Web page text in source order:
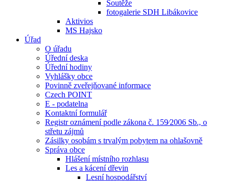
Soutěže
fotogalerie SDH Libákovice
Aktivios
MS Hajsko
Úřad
O úřadu
Úřední deska
Úřední hodiny
Vyhlášky obce
Povinně zveřejňované informace
Czech POINT
E - podatelna
Kontaktní formulář
Registr oznámení podle zákona č. 159⁄2006 Sb., o
střetu zájmů
Zásilky osobám s trvalým pobytem na ohlašovně
Správa obce
Hlášení místního rozhlasu
Les a kácení dřevin
Lesní hospodářství